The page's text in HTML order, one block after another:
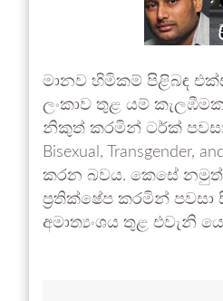
මානව හිමිකම් පිළිබඳ
ලංකාව තුළ යම්
නිකුත් කරමින් ටර්ක් පවසා
Bisexual,
කරන බවය. කෙසේ නමුත්
ප්‍රතික්ෂේප කරමින්
අමාත්‍යංශය තුළ එවැනි